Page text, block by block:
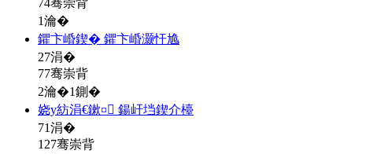
1瀹�
鑺卞崏鍥� 鑺卞崏灏忓尯
27涓�
77骞崇背
2瀹�1鍘�
娆у紡涓€鏉¤ 鍚屽垱鍥介檯
71涓�
127骞崇背